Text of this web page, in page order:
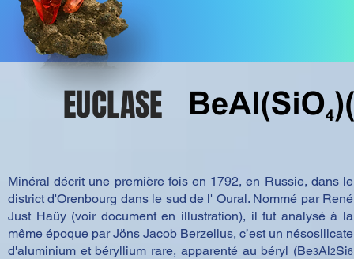
EUCLASE
Minéral décrit une première fois en 1792, en Russie, dans le
district d'Orenbourg dans le sud de l' Oural. Nommé par René
Just Haüy (voir document en illustration), il fut analysé à la
même époque par Jöns Jacob Berzelius, c’est un nésosilicate
d'aluminium et béryllium rare, apparenté au béryl (Be3Al2Si6